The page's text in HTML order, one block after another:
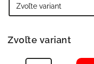
Zvoľte variant